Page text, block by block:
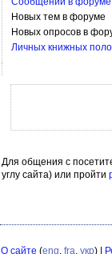
Новых тем в форуме
Новых опросов в
Личных книжных
Для общения с
углу сайта) или пройти
О сайте (eng, fra, укр) |